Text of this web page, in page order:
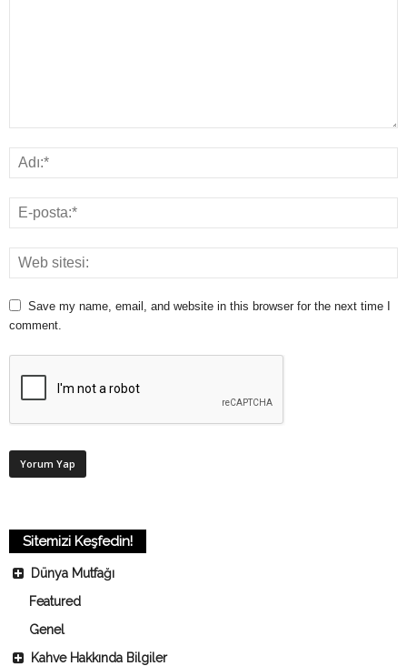
Save my name, email, and website in this browser for the next time I
comment.
Sitemizi Keşfedin!
Dünya Mutfağı
Featured
Genel
Kahve Hakkında Bilgiler